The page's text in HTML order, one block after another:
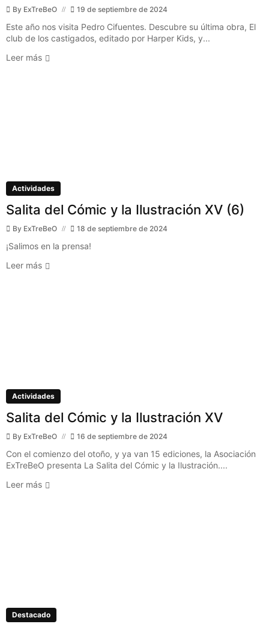
By ExTreBeO 19 de septiembre de 2024
Este año nos visita Pedro Cifuentes. Descubre su última obra, El
club de los castigados, editado por Harper Kids, y...
Leer más
Actividades
Salita del Cómic y la Ilustración XV (6)
By ExTreBeO 18 de septiembre de 2024
¡Salimos en la prensa!
Leer más
Actividades
Salita del Cómic y la Ilustración XV
By ExTreBeO 16 de septiembre de 2024
Con el comienzo del otoño, y ya van 15 ediciones, la Asociación
ExTreBeO presenta La Salita del Cómic y la Ilustración....
Leer más
Destacado